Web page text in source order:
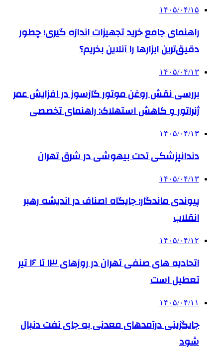
۱۴۰۵/۰۴/۱۵
راهنمای جامع خرید تجهیزات اندازه گیری؛ چطور
دقیق‌ترین ابزارها را آنلاین بخریم؟
۱۴۰۵/۰۴/۱۳
بررسی نقش روغن موتور گازسوز در افزایش عمر
ژنراتور و کاهش استهلاک: راهنمای تخصصی
۱۴۰۵/۰۴/۱۳
دندانپزشکی تحت بیهوشی در شرق تهران
۱۴۰۵/۰۴/۱۳
پیوندی ماندگار؛ جایگاه اصناف در اندیشه رهبر
انقلاب
۱۴۰۵/۰۴/۱۲
اتحادیه های صنفی تهران در روزهای ۱۳ تا ۱۶ تیر
تعطیل است
۱۴۰۵/۰۴/۱۱
جایگزینی درآمدهای معدنی به جای نفت دنبال
شود